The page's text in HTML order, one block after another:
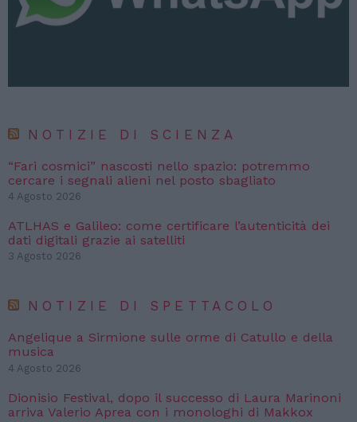
NOTIZIE DI SCIENZA
“Fari cosmici” nascosti nello spazio: potremmo
cercare i segnali alieni nel posto sbagliato
4 Agosto 2026
ATLHAS e Galileo: come certificare l’autenticità dei
dati digitali grazie ai satelliti
3 Agosto 2026
NOTIZIE DI SPETTACOLO
Angelique a Sirmione sulle orme di Catullo e della
musica
4 Agosto 2026
Dionisio Festival, dopo il successo di Laura Marinoni
arriva Valerio Aprea con i monologhi di Makkox